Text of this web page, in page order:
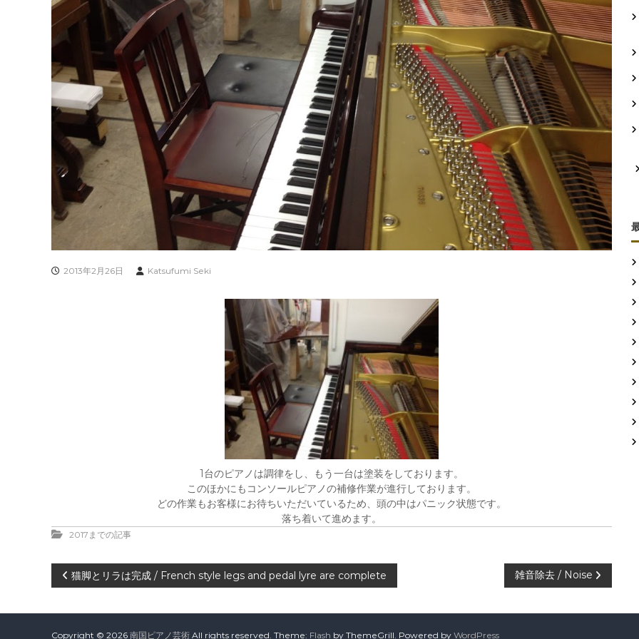
2013年2月26日 Katsufumi Seki
1台のピアノは調律をし、もう一台は塗装をしております。
このほかにもコンソールピアノの補修作業が進行しております。
どの作業もお客様にお待ちいただいているため、頭の中はパニック状態です。
落ち着いて進めます。
2017までの記事
投
稿
猫脚とリラは完成 / French style legs and pedal lyre are complete 雑音除去 / Noise
Copyright © 2026 南国ピアノ芸術 All rights reserved. Theme: Flash by ThemeGrill. Powered by WordPress